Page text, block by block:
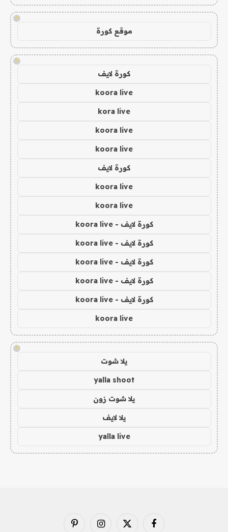
!
موقع كورة
!
كورة لايف
koora live
kora live
koora live
koora live
كورة لايف
koora live
koora live
كورة لايف - koora live
كورة لايف - koora live
كورة لايف - koora live
كورة لايف - koora live
كورة لايف - koora live
koora live
!
يلا شوت
yalla shoot
يلا شوت زون
يلا لايف
yalla live
فيسبوك X الانستغرامبينتيريست